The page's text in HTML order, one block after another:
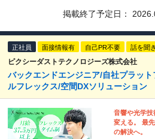
掲載終了予定日：
正社員 面接情報有 自己PR不要 話を聞
ピクシーダストテクノロジーズ株式会社
バックエンドエンジニア/自社プラッ
ルフレックス/空間DXソリューション
音響や光学
変える。 最
の解決へ。